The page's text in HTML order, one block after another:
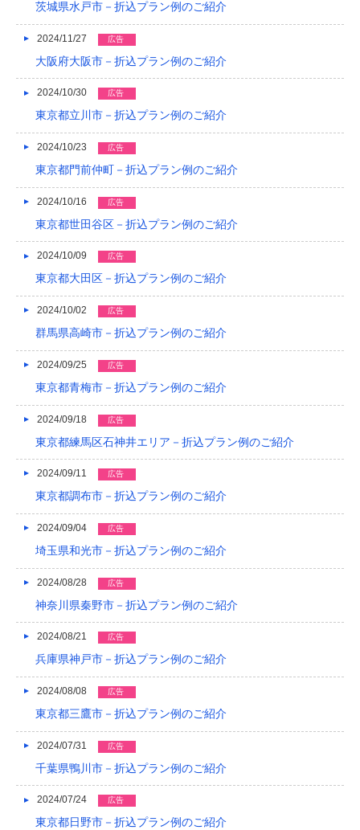
2013/01
2012/11
2012/10
2012/08
茨城県水戸市－折込プラン例のご紹介
2024/11/27 広告
大阪府大阪市－折込プラン例のご紹介
2024/10/30 広告
東京都立川市－折込プラン例のご紹介
2024/10/23 広告
東京都門前仲町－折込プラン例のご紹介
2024/10/16 広告
東京都世田谷区－折込プラン例のご紹介
2024/10/09 広告
東京都大田区－折込プラン例のご紹介
2024/10/02 広告
群馬県高崎市－折込プラン例のご紹介
2024/09/25 広告
東京都青梅市－折込プラン例のご紹介
2024/09/18 広告
東京都練馬区石神井エリア－折込プラン例のご紹介
2024/09/11 広告
東京都調布市－折込プラン例のご紹介
2024/09/04 広告
埼玉県和光市－折込プラン例のご紹介
2024/08/28 広告
神奈川県秦野市－折込プラン例のご紹介
2024/08/21 広告
兵庫県神戸市－折込プラン例のご紹介
2024/08/08 広告
東京都三鷹市－折込プラン例のご紹介
2024/07/31 広告
千葉県鴨川市－折込プラン例のご紹介
2024/07/24 広告
東京都日野市－折込プラン例のご紹介